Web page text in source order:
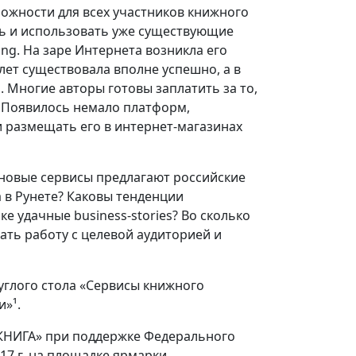
для всех участников книжного
и использовать уже существующие
На заре Интернета возникла его
существовала вполне успешно, а в
авторы готовы заплатить за то,
немало платформ,
его в интернет-магазинах
сервисы предлагают российские
Рунете? Каковы тенденции
удачные business-stories? Во сколько
работу с целевой аудиторией и
стола «Сервисы книжного
при поддержке Федерального